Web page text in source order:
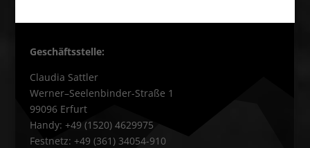
Geschäftsstelle:
Claudia Sattler
Werner–Seelenbinder-Straße 1
99096 Erfurt
Handy: +49 (1520) 4629975
Festnetz: +49 (361) 34054-910